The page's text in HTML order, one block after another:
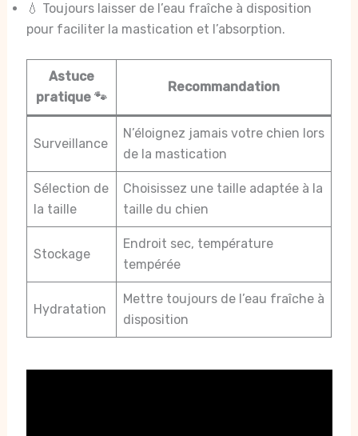
💧 Toujours laisser de l’eau fraîche à disposition
pour faciliter la mastication et l’absorption.
Astuce
pratique 🐾
Recommandation
Surveillance
N’éloignez jamais votre chien lors
de la mastication
Sélection de
la taille
Choisissez une taille adaptée à la
taille du chien
Stockage
Endroit sec, température
tempérée
Hydratation
Mettre toujours de l’eau fraîche à
disposition